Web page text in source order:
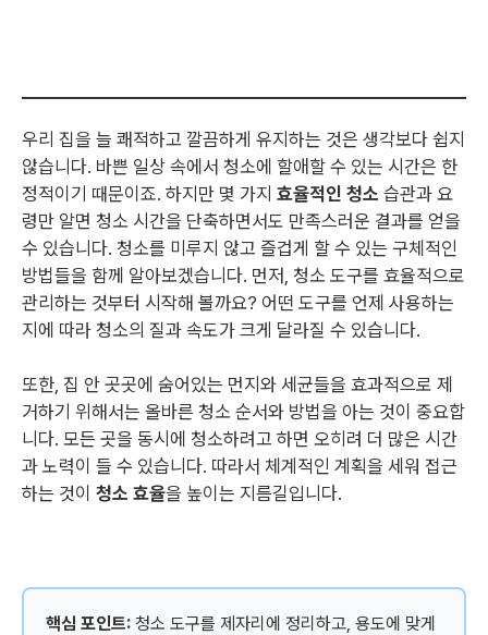
우리 집을 늘 쾌적하고 깔끔하게 유지하는 것은 생각보다 쉽지
않습니다. 바쁜 일상 속에서 청소에 할애할 수 있는 시간은 한
정적이기 때문이죠. 하지만 몇 가지 효율적인 청소 습관과 요
령만 알면 청소 시간을 단축하면서도 만족스러운 결과를 얻을
수 있습니다. 청소를 미루지 않고 즐겁게 할 수 있는 구체적인
방법들을 함께 알아보겠습니다. 먼저, 청소 도구를 효율적으로
관리하는 것부터 시작해 볼까요? 어떤 도구를 언제 사용하는
지에 따라 청소의 질과 속도가 크게 달라질 수 있습니다.
또한, 집 안 곳곳에 숨어있는 먼지와 세균들을 효과적으로 제
거하기 위해서는 올바른 청소 순서와 방법을 아는 것이 중요합
니다. 모든 곳을 동시에 청소하려고 하면 오히려 더 많은 시간
과 노력이 들 수 있습니다. 따라서 체계적인 계획을 세워 접근
하는 것이 청소 효율을 높이는 지름길입니다.
핵심 포인트: 청소 도구를 제자리에 정리하고, 용도에 맞게